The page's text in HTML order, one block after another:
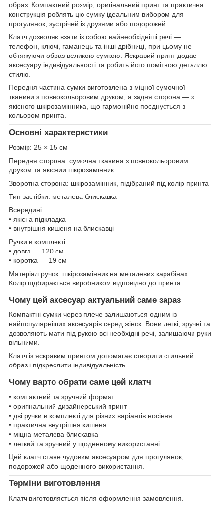
образ. Компактний розмір, оригінальний принт та практична
конструкція роблять цю сумку ідеальним вибором для
прогулянок, зустрічей із друзями або подорожей.
Клатч дозволяє взяти із собою найнеобхідніші речі —
телефон, ключі, гаманець та інші дрібниці, при цьому не
обтяжуючи образ великою сумкою. Яскравий принт додає
аксесуару індивідуальності та робить його помітною деталлю
стилю.
Передня частина сумки виготовлена з міцної сумочної
тканини з повнокольоровим друком, а задня сторона — з
якісного шкірозамінника, що гармонійно поєднується з
кольором принта.
Основні характеристики
Розмір: 25 × 15 см
Передня сторона: сумочна тканина з повнокольоровим
друком та якісний шкірозамінник
Зворотна сторона: шкірозамінник, підібраний під колір принта
Тип застібки: металева блискавка
Всередині:
• якісна підкладка
• внутрішня кишеня на блискавці
Ручки в комплекті:
• довга — 120 см
• коротка — 19 см
Матеріал ручок: шкірозамінник на металевих карабінах
Колір підбирається виробником відповідно до принта.
Чому цей аксесуар актуальний саме зараз
Компактні сумки через плече залишаються одним із
найпопулярніших аксесуарів серед жінок. Вони легкі, зручні та
дозволяють мати під рукою всі необхідні речі, залишаючи руки
вільними.
Клатч із яскравим принтом допомагає створити стильний
образ і підкреслити індивідуальність.
Чому варто обрати саме цей клатч
• компактний та зручний формат
• оригінальний дизайнерський принт
• дві ручки в комплекті для різних варіантів носіння
• практична внутрішня кишеня
• міцна металева блискавка
• легкий та зручний у щоденному використанні
Цей клатч стане чудовим аксесуаром для прогулянок,
подорожей або щоденного використання.
Терміни виготовлення
Клатч виготовляється після оформлення замовлення.